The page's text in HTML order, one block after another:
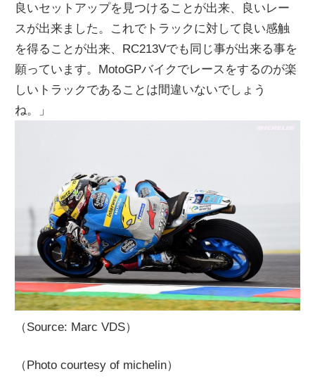
良いセットアップを見つけることが出来、良いレー
スが出来ました。これでトラックに対して良い感触
を得ることが出来、RC213Vでも同じ事が出来る事を
願っています。MotoGPバイクでレースをするのが楽
しいトラックであることは間違いないでしょう
ね。」
（Source: Marc VDS）
（Photo courtesy of michelin）